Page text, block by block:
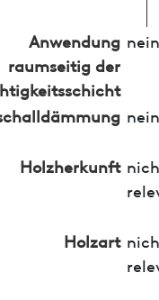
Anwendung
raumseitig der
nein
nein
Holzherkunft
Holzart